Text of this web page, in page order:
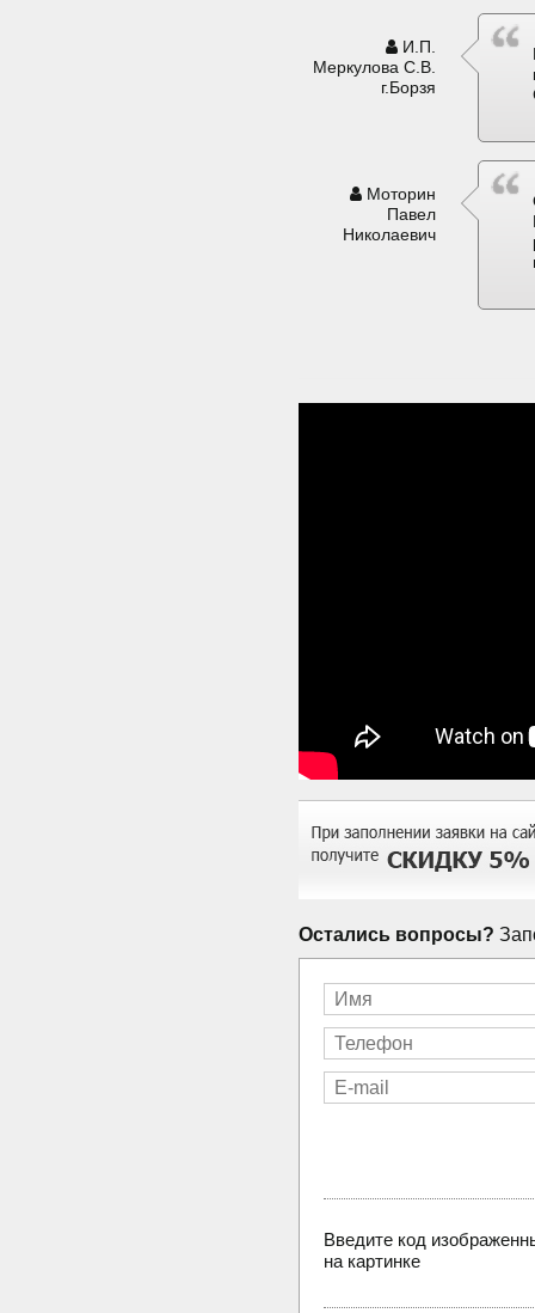
И.П.
Меркулова С.В.
г.Борзя
Моторин
Павел
Николаевич
Остались вопросы?
Введите код
на картинке